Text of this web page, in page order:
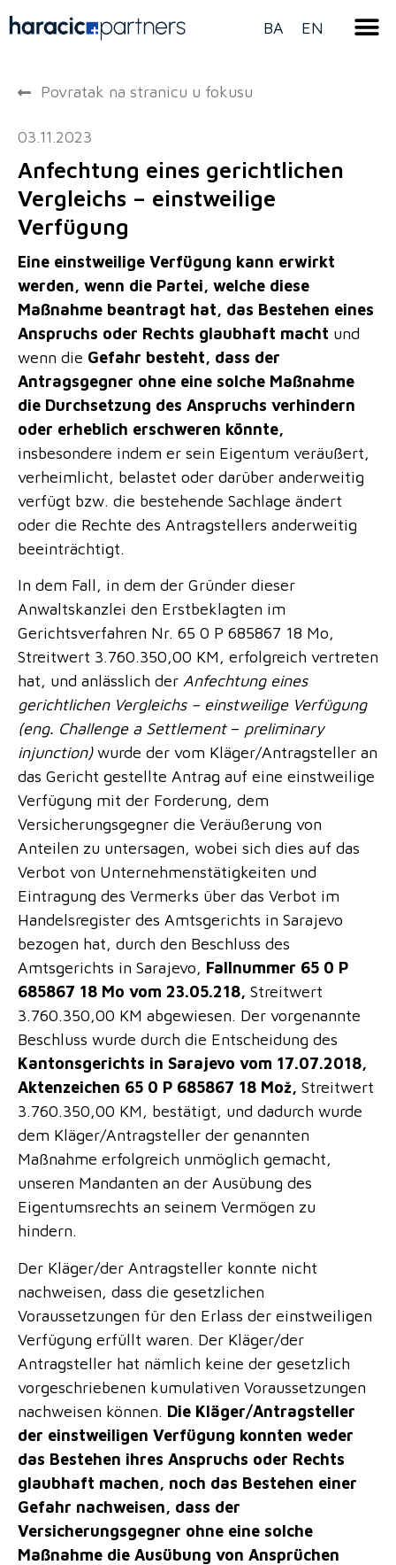
BA EN
Povratak na stranicu u fokusu
03.11.2023
Anfechtung eines gerichtlichen
Vergleichs – einstweilige
Verfügung
Eine einstweilige Verfügung kann erwirkt
werden, wenn die Partei, welche diese
Maßnahme beantragt hat, das Bestehen eines
Anspruchs oder Rechts glaubhaft macht und
wenn die Gefahr besteht, dass der
Antragsgegner ohne eine solche Maßnahme
die Durchsetzung des Anspruchs verhindern
oder erheblich erschweren könnte,
insbesondere indem er sein Eigentum veräußert,
verheimlicht, belastet oder darüber anderweitig
verfügt bzw. die bestehende Sachlage ändert
oder die Rechte des Antragstellers anderweitig
beeinträchtigt.
In dem Fall, in dem der Gründer dieser
Anwaltskanzlei den Erstbeklagten im
Gerichtsverfahren Nr. 65 0 P 685867 18 Mo,
Streitwert 3.760.350,00 KM, erfolgreich vertreten
hat, und anlässlich der Anfechtung eines
gerichtlichen Vergleichs – einstweilige Verfügung
(eng. Challenge a Settlement– preliminary
injunction)wurde der vom Kläger/Antragsteller an
das Gericht gestellte Antrag auf eine einstweilige
Verfügung mit der Forderung, dem
Versicherungsgegner die Veräußerung von
Anteilen zu untersagen, wobei sich dies auf das
Verbot von Unternehmenstätigkeiten und
Eintragung des Vermerks über das Verbot im
Handelsregister des Amtsgerichts in Sarajevo
bezogen hat, durch den Beschluss des
Amtsgerichts in Sarajevo, Fallnummer 65 0 P
685867 18 Mo vom 23.05.218, Streitwert
3.760.350,00 KM abgewiesen. Der vorgenannte
Beschluss wurde durch die Entscheidung des
Kantonsgerichts in Sarajevo vom 17.07.2018,
Aktenzeichen 65 0 P 685867 18 Mož, Streitwert
3.760.350,00 KM, bestätigt, und dadurch wurde
dem Kläger/Antragsteller der genannten
Maßnahme erfolgreich unmöglich gemacht,
unseren Mandanten an der Ausübung des
Eigentumsrechts an seinem Vermögen zu
hindern.
Der Kläger/der Antragsteller konnte nicht
nachweisen, dass die gesetzlichen
Voraussetzungen für den Erlass der einstweiligen
Verfügung erfüllt waren. Der Kläger/der
Antragsteller hat nämlich keine der gesetzlich
vorgeschriebenen kumulativen Voraussetzungen
nachweisen können. Die Kläger/Antragsteller
der einstweiligen Verfügung konnten weder
das Bestehen ihres Anspruchs oder Rechts
glaubhaft machen, noch das Bestehen einer
Gefahr nachweisen, dass der
Versicherungsgegner ohne eine solche
Maßnahme die Ausübung von Ansprüchen